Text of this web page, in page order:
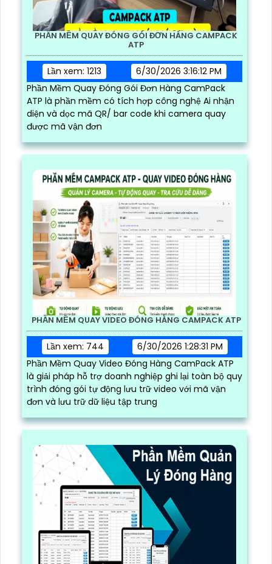
PHẦN MỀM QUAY ĐÓNG GÓI ĐƠN HÀNG CAMPACK
ATP
Lần xem: 1213
6/30/2026 3:16:12 PM
Phần Mềm Quay Đóng Gói Đơn Hàng CamPack
ATP là phần mềm có tích hợp công nghệ Ai nhận
diện và dọc mã QR/ bar code khi camera quay
được mã vận đơn
PHẦN MỀM QUAY VIDEO ĐÓNG HÀNG CAMPACK ATP
Lần xem: 744
6/30/2026 1:28:31 PM
Phần Mềm Quay Video Đóng Hàng CamPack ATP
là giải pháp hỗ trợ doanh nghiệp ghi lại toàn bộ quy
trình đóng gói tự động lưu trữ video với mã vận
đơn và lưu trữ dữ liệu tập trung